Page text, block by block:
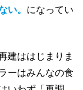
い。 になってい
建ははじまりま
ーはみんなの食